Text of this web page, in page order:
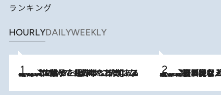
ランキング
HOURLYDAILYWEEKLY
2026.8.5
【阿川佐和子さんの年とる力】なぜ70代で始めた趣味は“こんなに楽しい”のか？ ピアノ、俳句…スランプに陥っても続けられる“ある秘訣”とは 2026.8.5
【なぜ吉沢亮は「気配を消せる」のか？】興行収入208億の『国宝』を経て挑むミュージカル『ディア・エヴァン・ハンセン』。トップ俳優が舞台上でさらけ出した“孤独”とは